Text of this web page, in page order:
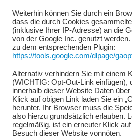
Weiterhin können Sie durch ein
dass die durch Cookies
(inklusive Ihrer IP-Adresse) an die
von der Google Inc. genutzt
zu dem entsprechenden Plugin:
https://tools.google.com/dlpage/
Alternativ verhindern Sie mit einem
(WICHTIG: Opt-Out-Link einfügen),
innerhalb dieser Website Daten
Klick auf obigen Link laden Sie ein
herunter. Ihr Browser muss die
also hierzu grundsätzlich erlauben.
regelmäßig, ist ein erneuter Klick
Besuch dieser Website vonnöten.